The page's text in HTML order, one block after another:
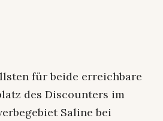
für beide erreichbare
des Discounters im
Saline bei